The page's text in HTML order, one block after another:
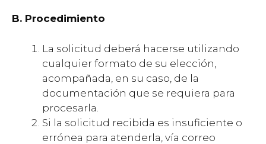
B. Procedimiento
La solicitud deberá hacerse utilizando
cualquier formato de su elección,
acompañada, en su caso, de la
documentación que se requiera para
procesarla.
Si la solicitud recibida es insuficiente o
errónea para atenderla, vía correo